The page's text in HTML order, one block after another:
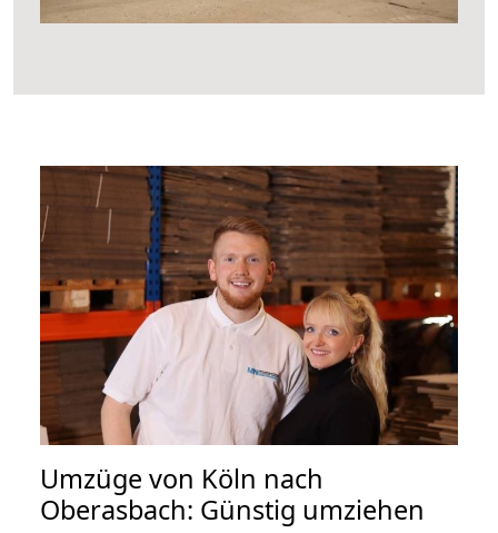
Umzüge von Köln nach
Oberasbach: Günstig umziehen